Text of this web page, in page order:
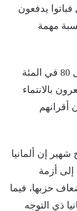
يدفعون
مهمة
أما وسط الأطفال واليافعين، فيقول 80 في المئة
بالانتماء
أقرانهم
شهير إن ألمانيا
إلى أزمة
حزبها، فيما
ذي التوجه